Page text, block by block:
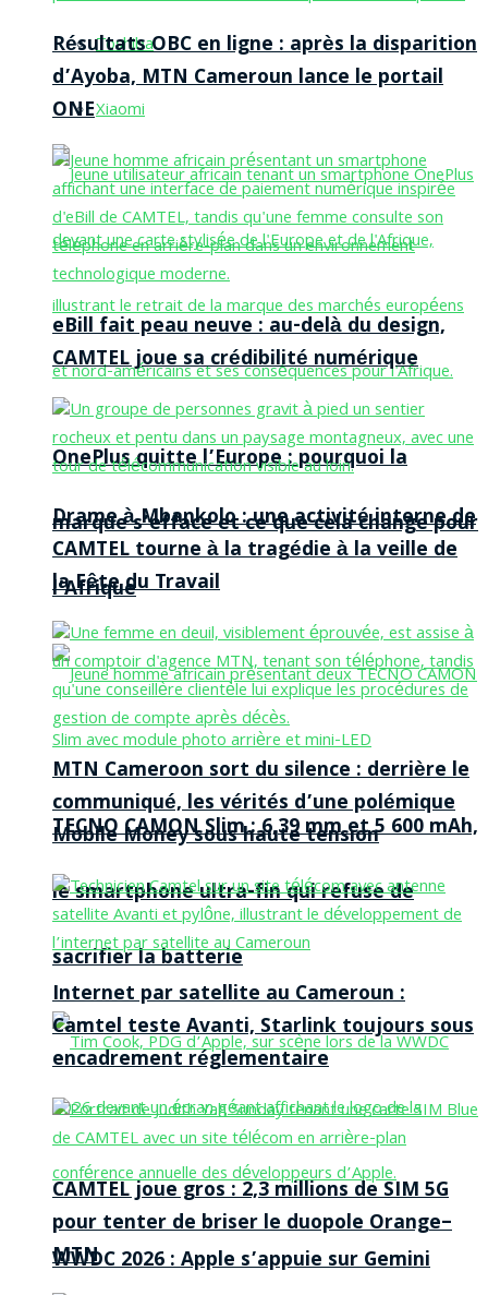
Toshiba
Xiaomi
OnePlus quitte l’Europe : pourquoi la
marque s’efface et ce que cela change pour
l’Afrique
TECNO CAMON Slim : 6,39 mm et 5 600 mAh,
le smartphone ultra-fin qui refuse de
sacrifier la batterie
WWDC 2026 : Apple s’appuie sur Gemini
Résultats OBC en ligne : après la disparition
d’Ayoba, MTN Cameroun lance le portail
ONE
eBill fait peau neuve : au-delà du design,
CAMTEL joue sa crédibilité numérique
Drame à Mbankolo : une activité interne de
CAMTEL tourne à la tragédie à la veille de
la Fête du Travail
MTN Cameroon sort du silence : derrière le
communiqué, les vérités d’une polémique
Mobile Money sous haute tension
Internet par satellite au Cameroun :
Camtel teste Avanti, Starlink toujours sous
encadrement réglementaire
CAMTEL joue gros : 2,3 millions de SIM 5G
pour tenter de briser le duopole Orange–
MTN